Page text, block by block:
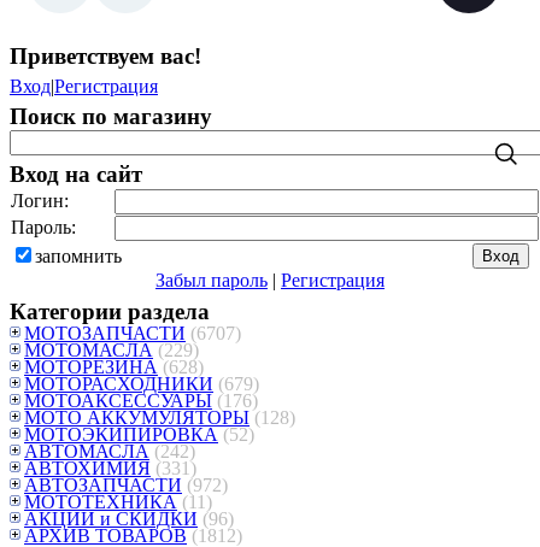
Приветствуем вас!
Вход|Регистрация
Поиск по магазину
Вход на сайт
Логин:
Пароль:
запомнить
Забыл пароль | Регистрация
Категории раздела
МОТОЗАПЧАСТИ (6707)
МОТОМАСЛА (229)
МОТОРЕЗИНА (628)
МОТОРАСХОДНИКИ (679)
МОТОАКСЕССУАРЫ (176)
МОТО АККУМУЛЯТОРЫ (128)
МОТОЭКИПИРОВКА (52)
АВТОМАСЛА (242)
АВТОХИМИЯ (331)
АВТОЗАПЧАСТИ (972)
МОТОТЕХНИКА (11)
АКЦИИ и СКИДКИ (96)
АРХИВ ТОВАРОВ (1812)